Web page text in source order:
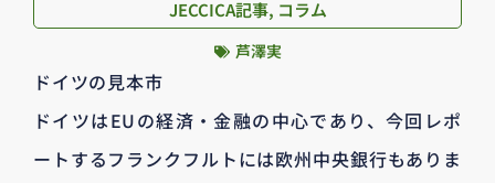
JECCICA記事, コラム
芦澤実
ドイツの見本市
ドイツはEUの経済・金融の中心であり、今回レポ
ートするフランクフルトには欧州中央銀行もありま